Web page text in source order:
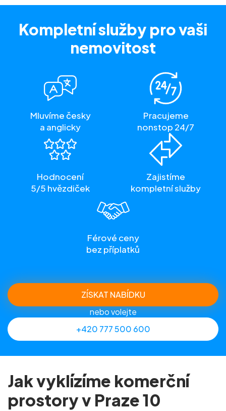
Kompletní služby pro vaši
nemovitost
Mluvíme česky
a anglicky
Pracujeme
nonstop 24/7
Hodnocení
5/5 hvězdiček
Zajistíme
kompletní služby
Férové ceny
bez příplatků
ZÍSKAT NABÍDKU
nebo volejte
+420 777 500 600
Jak vyklízíme komerční
prostory v Praze 10